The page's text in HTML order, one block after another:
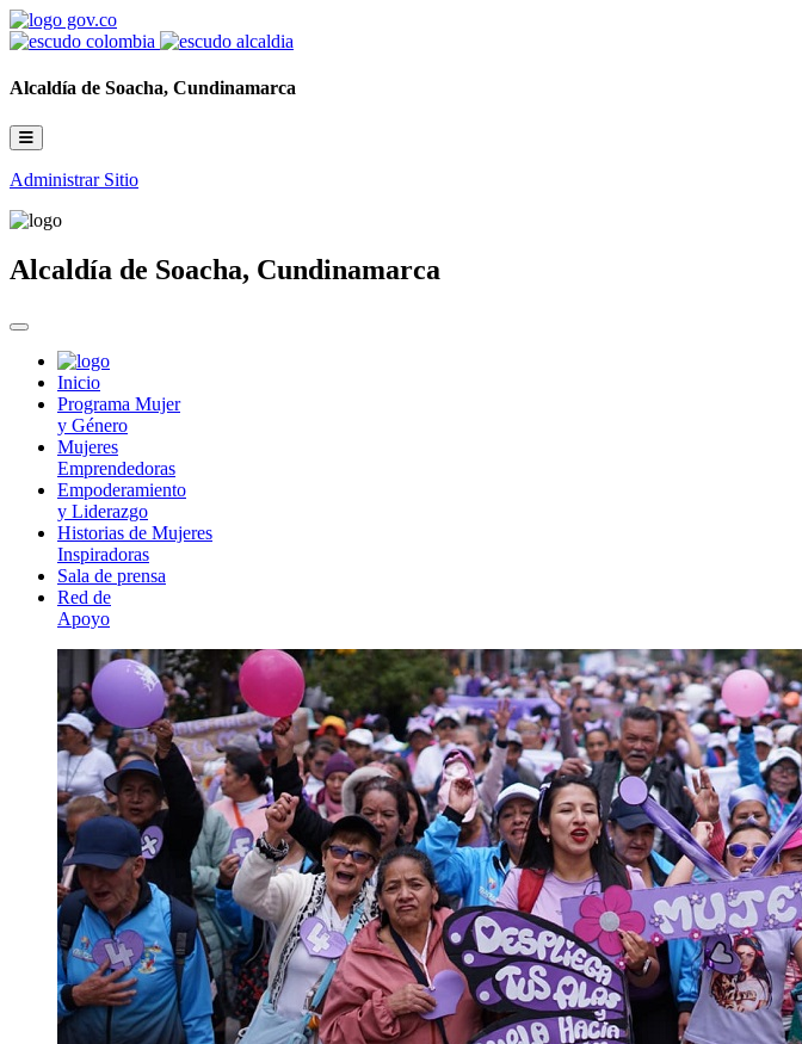
Alcaldía de Soacha, Cundinamarca
Administrar Sitio
Alcaldía de Soacha, Cundinamarca
Inicio
Programa Mujer
y Género
Mujeres
Emprendedoras
Empoderamiento
y Liderazgo
Historias de Mujeres
Inspiradoras
Sala de prensa
Red de
Apoyo